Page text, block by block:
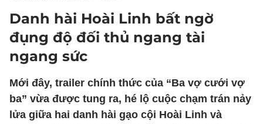
Danh hài Hoài Linh bất ngờ
đụng độ đối thủ ngang tài
ngang sức
Mới đây, trailer chính thức của “Ba vợ cưới vợ
ba” vừa được tung ra, hé lộ cuộc chạm trán nảy
lửa giữa hai danh hài gạo cội Hoài Linh và